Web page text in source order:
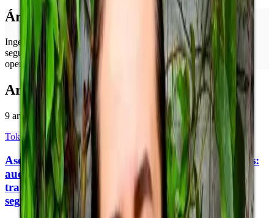
Áreas de especialización
Ingeniería de plataforma Smart contracts Tokens de
seguridad ERC-3643 Infraestructura Web3 Tecnología de
operaciones de fondos
Artículos de Martha
9 artículos
Tokenización y Activos del Mundo Real
Asegurar la infraestructura de fondos tokenizados:
auditoría de smart contracts, restricciones de
transferencia programables y due diligence de
seguridad de plataforma